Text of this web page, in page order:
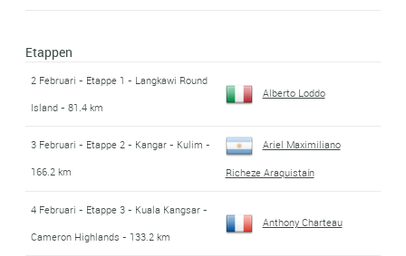
Etappen
2 Februari - Etappe 1 - Langkawi Round
Island - 81.4 km
Alberto Loddo
3 Februari - Etappe 2 - Kangar - Kulim -
166.2 km
Ariel Maximiliano
Richeze Araquistaín
4 Februari - Etappe 3 - Kuala Kangsar -
Cameron Highlands - 133.2 km
Anthony Charteau